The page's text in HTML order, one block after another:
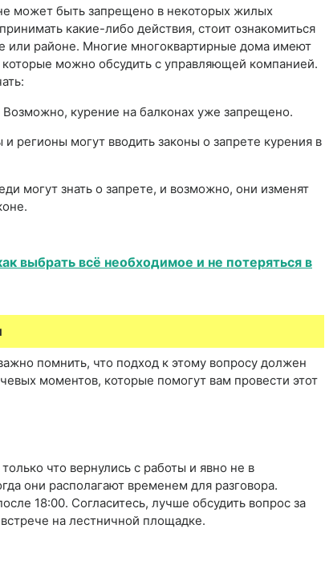
может быть запрещено в некоторых жилых
какие-либо действия, стоит ознакомиться
районе. Многие многоквартирные дома имеют
можно обсудить с управляющей компанией.
Возможно, курение на балконах уже запрещено.
регионы могут вводить законы о запрете курения в
могут знать о запрете, и возможно, они изменят
выбрать всё необходимое и не потеряться в
помнить, что подход к этому вопросу должен
моментов, которые помогут вам провести этот
что вернулись с работы и явно не в
они располагают временем для разговора.
18:00. Согласитесь, лучше обсудить вопрос за
на лестничной площадке.